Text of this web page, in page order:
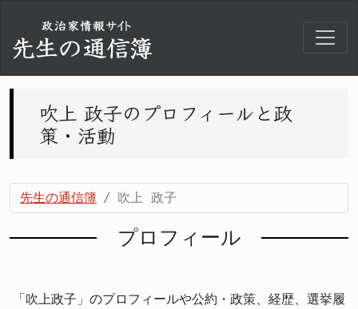
吹上 政子のプロフィールと政
策・活動
先生の通信簿 吹上 政子
プロフィール
「吹上政子」のプロフィールや公約・政策、経歴、選挙履